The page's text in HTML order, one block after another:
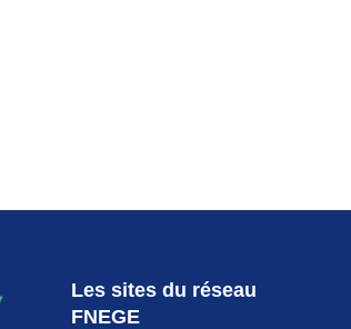
Les sites du réseau
FNEGE